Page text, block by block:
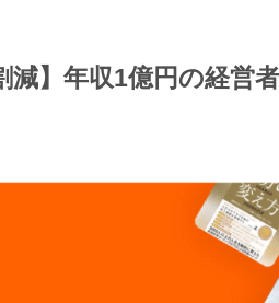
減】年収1億円の経営